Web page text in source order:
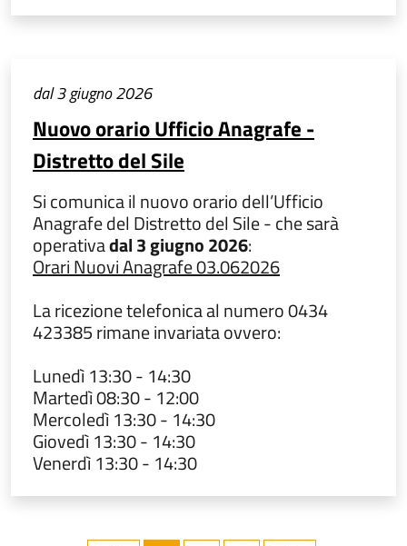
dal 3 giugno 2026
Nuovo orario Ufficio Anagrafe -
Distretto del Sile
Si comunica il nuovo orario dell’Ufficio
Anagrafe del Distretto del Sile - che sarà
operativadal 3 giugno 2026:
Orari Nuovi Anagrafe 03.062026
La ricezione telefonica al numero 0434
423385 rimane invariata ovvero:
Lunedì 13:30 - 14:30
Martedì 08:30 - 12:00
Mercoledì 13:30 - 14:30
Giovedì 13:30 - 14:30
Venerdì 13:30 - 14:30